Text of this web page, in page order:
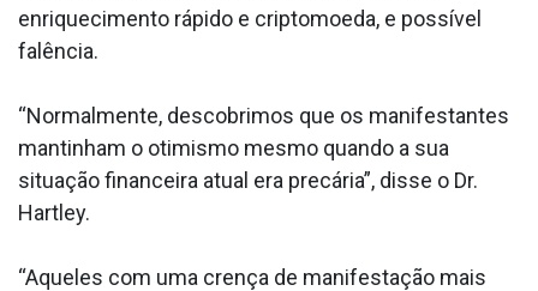
enriquecimento rápido e criptomoeda, e possível
falência.
“Normalmente, descobrimos que os manifestantes
mantinham o otimismo mesmo quando a sua
situação financeira atual era precária”, disse o Dr.
Hartley.
“Aqueles com uma crença de manifestação mais